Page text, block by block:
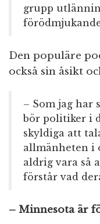
grupp
Den populäre
också sin åsikt
– Som jag har
bör politiker i
skyldiga att
allmänheten i
aldrig vara så
förstår vad
– Minnesota är